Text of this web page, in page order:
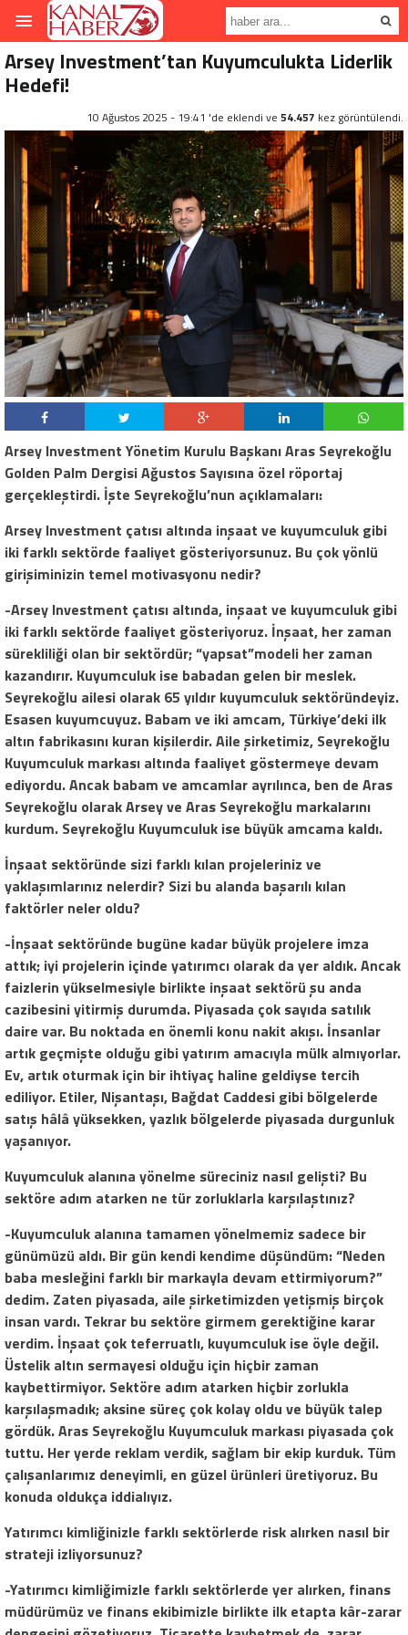
Arsey Investment’tan Kuyumculukta Liderlik
Hedefi!
10 Ağustos 2025 - 19:41 'de eklendi ve 54.457 kez görüntülendi.
Arsey Investment Yönetim Kurulu Başkanı Aras Seyrekoğlu
Golden Palm Dergisi Ağustos Sayısına özel röportaj
gerçekleştirdi. İşte Seyrekoğlu’nun açıklamaları:
Arsey Investment çatısı altında inşaat ve kuyumculuk gibi
iki farklı sektörde faaliyet gösteriyorsunuz. Bu çok yönlü
girişiminizin temel motivasyonu nedir?
-Arsey Investment çatısı altında, inşaat ve kuyumculuk gibi
iki farklı sektörde faaliyet gösteriyoruz. İnşaat, her zaman
sürekliliği olan bir sektördür; “yapsat”modeli her zaman
kazandırır. Kuyumculuk ise babadan gelen bir meslek.
Seyrekoğlu ailesi olarak 65 yıldır kuyumculuk sektöründeyiz.
Esasen kuyumcuyuz. Babam ve iki amcam, Türkiye’deki ilk
altın fabrikasını kuran kişilerdir. Aile şirketimiz, Seyrekoğlu
Kuyumculuk markası altında faaliyet göstermeye devam
ediyordu. Ancak babam ve amcamlar ayrılınca, ben de Aras
Seyrekoğlu olarak Arsey ve Aras Seyrekoğlu markalarını
kurdum. Seyrekoğlu Kuyumculuk ise büyük amcama kaldı.
İnşaat sektöründe sizi farklı kılan projeleriniz ve
yaklaşımlarınız nelerdir? Sizi bu alanda başarılı kılan
faktörler neler oldu?
-İnşaat sektöründe bugüne kadar büyük projelere imza
attık; iyi projelerin içinde yatırımcı olarak da yer aldık. Ancak
faizlerin yükselmesiyle birlikte inşaat sektörü şu anda
cazibesini yitirmiş durumda. Piyasada çok sayıda satılık
daire var. Bu noktada en önemli konu nakit akışı. İnsanlar
artık geçmişte olduğu gibi yatırım amacıyla mülk almıyorlar.
Ev, artık oturmak için bir ihtiyaç haline geldiyse tercih
ediliyor. Etiler, Nişantaşı, Bağdat Caddesi gibi bölgelerde
satış hâlâ yüksekken, yazlık bölgelerde piyasada durgunluk
yaşanıyor.
Kuyumculuk alanına yönelme süreciniz nasıl gelişti? Bu
sektöre adım atarken ne tür zorluklarla karşılaştınız?
-Kuyumculuk alanına tamamen yönelmemiz sadece bir
günümüzü aldı. Bir gün kendi kendime düşündüm: “Neden
baba mesleğini farklı bir markayla devam ettirmiyorum?”
dedim. Zaten piyasada, aile şirketimizden yetişmiş birçok
insan vardı. Tekrar bu sektöre girmem gerektiğine karar
verdim. İnşaat çok teferruatlı, kuyumculuk ise öyle değil.
Üstelik altın sermayesi olduğu için hiçbir zaman
kaybettirmiyor. Sektöre adım atarken hiçbir zorlukla
karşılaşmadık; aksine süreç çok kolay oldu ve büyük talep
gördük. Aras Seyrekoğlu Kuyumculuk markası piyasada çok
tuttu. Her yerde reklam verdik, sağlam bir ekip kurduk. Tüm
çalışanlarımız deneyimli, en güzel ürünleri üretiyoruz. Bu
konuda oldukça iddialıyız.
Yatırımcı kimliğinizle farklı sektörlerde risk alırken nasıl bir
strateji izliyorsunuz?
-Yatırımcı kimliğimizle farklı sektörlerde yer alırken, finans
müdürümüz ve finans ekibimizle birlikte ilk etapta kâr-zarar